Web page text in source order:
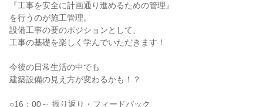
『工事を安全に計画通り進めるための管理』
を行うのが施工管理。
設備工事の要のポジションとして、
工事の基礎を楽しく学んでいただきます！
今後の日常生活の中でも
建築設備の見え方が変わるかも！？
○16：00～ 振り返り・フィードバック